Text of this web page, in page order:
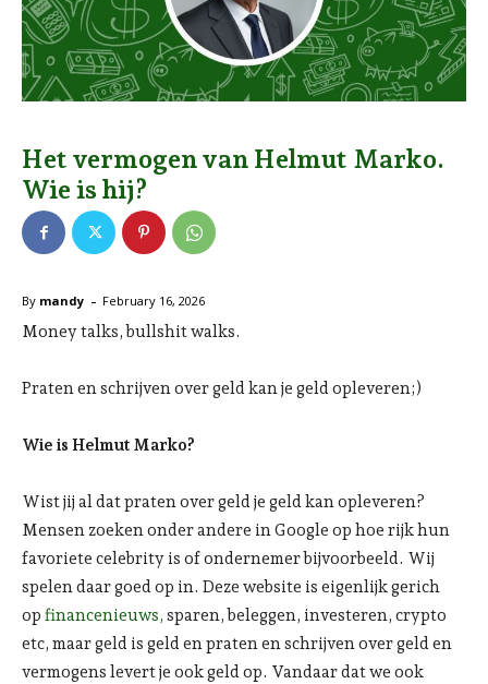
Het vermogen van Helmut Marko.
Wie is hij?
By mandy - February 16, 2026
Money talks, bullshit walks.
Praten en schrijven over geld kan je geld opleveren;)
Wie is Helmut Marko?
Wist jij al dat praten over geld je geld kan opleveren?
Mensen zoeken onder andere in Google op hoe rijk hun
favoriete celebrity is of ondernemer bijvoorbeeld. Wij
spelen daar goed op in. Deze website is eigenlijk gerich
op financenieuws, sparen, beleggen, investeren, crypto
etc, maar geld is geld en praten en schrijven over geld en
vermogens levert je ook geld op. Vandaar dat we ook